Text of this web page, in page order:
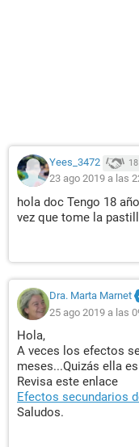
Yees_3472 18
23 ago 2019 a las
hola doc Tengo 18
vez que tome la
Dra. Marta Marnet
25 ago 2019 a las
Hola,
A veces los efectos
meses...Quizás ella
Revisa este enlace
Efectos secundarios
Saludos.